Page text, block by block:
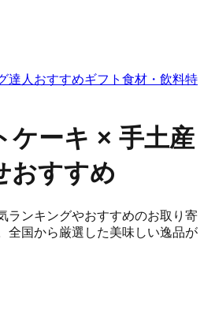
達人おすすめギフト 食材・飲料特
ケーキ × 手土産
おすすめ
ランキングやおすすめのお取り寄
全国から厳選した美味しい逸品が